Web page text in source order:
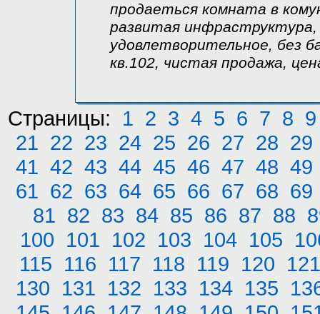
продаеться комната в
развитая инфраструктура,
удовлетворительное, без
кв.102, чистая продажа,
Страницы: 1 2 3 4 5 6 7 8 9
21 22 23 24 25 26 27 28 29
41 42 43 44 45 46 47 48 49
61 62 63 64 65 66 67 68 69
81 82 83 84 85 86 87 88
100 101 102 103 104 105
115 116 117 118 119 120 121
130 131 132 133 134 135